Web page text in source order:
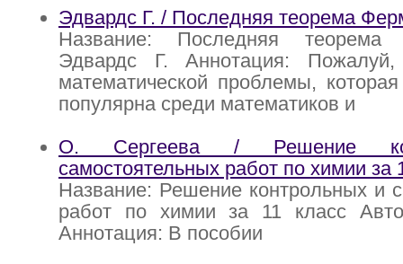
Эдвардс Г. / Последняя теорема
Название: Последняя
Эдвардс Г. Аннотация:
математической проблемы,
популярна среди математиков и
О. Сергеева / Решение
самостоятельных работ по химии за
Название: Решение контрольных и
работ по химии за 11 класс
Аннотация: В пособии